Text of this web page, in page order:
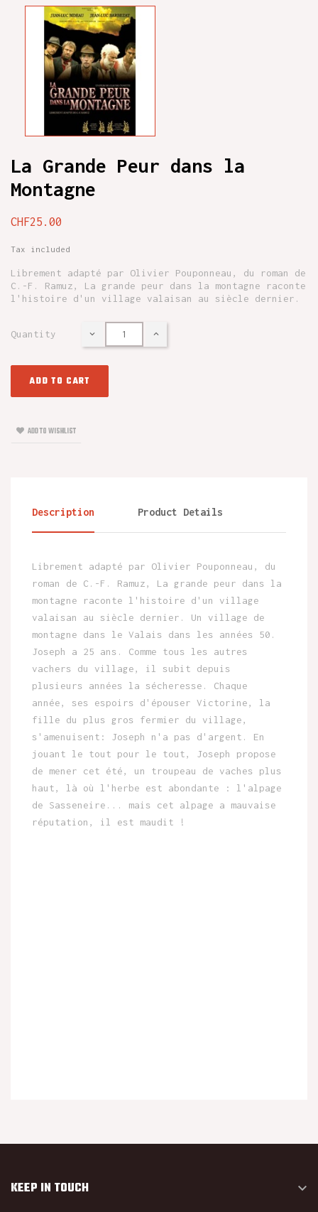
La Grande Peur dans la
Montagne
CHF25.00
Tax included
Librement adapté par Olivier Pouponneau, du roman de
C.-F. Ramuz, La grande peur dans la montagne raconte
l'histoire d'un village valaisan au siècle dernier.
Quantity
ADD TO CART
ADD TO WISHLIST
Description Product Details
Librement adapté par Olivier Pouponneau, du
roman de C.-F. Ramuz, La grande peur dans la
montagne raconte l'histoire d'un village
valaisan au siècle dernier. Un village de
montagne dans le Valais dans les années 50.
Joseph a 25 ans. Comme tous les autres
vachers du village, il subit depuis
plusieurs années la sécheresse. Chaque
année, ses espoirs d'épouser Victorine, la
fille du plus gros fermier du village,
s'amenuisent: Joseph n'a pas d'argent. En
jouant le tout pour le tout, Joseph propose
de mener cet été, un troupeau de vaches plus
haut, là où l'herbe est abondante : l'alpage
de Sasseneire... mais cet alpage a mauvaise
réputation, il est maudit !
KEEP IN TOUCH 